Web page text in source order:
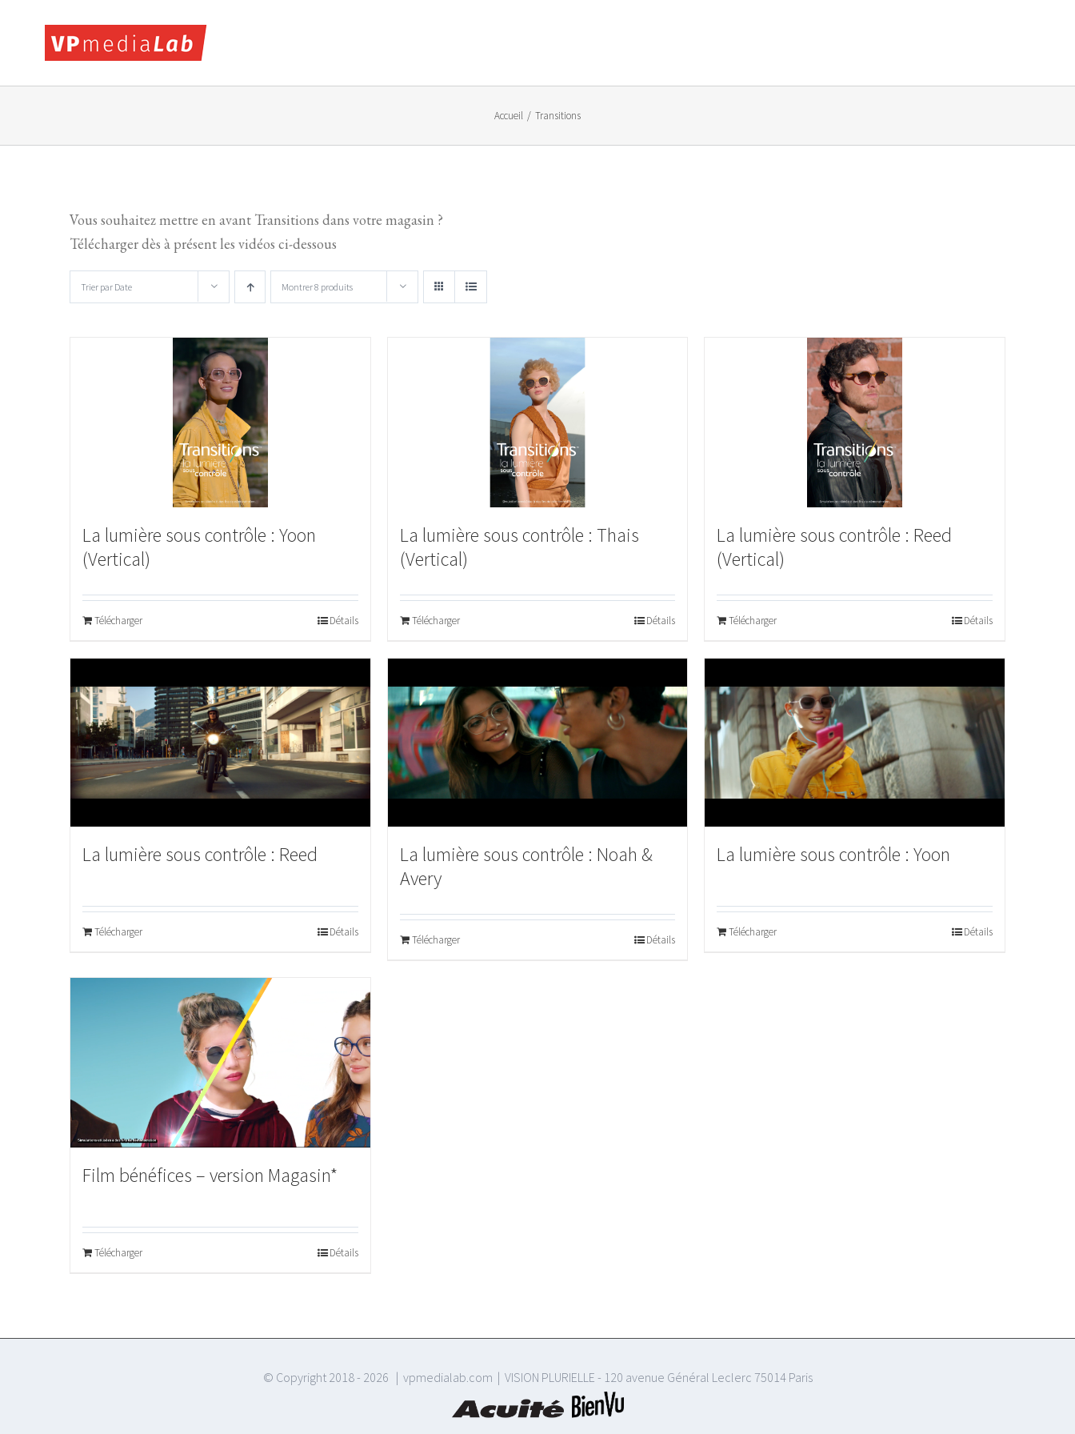
contenu
Accueil / Transitions
Vous souhaitez mettre en avant Transitions dans votre magasin ?
Télécharger dès à présent les vidéos ci-dessous
Trier par Date Montrer8 produits
La lumière sous contrôle : Yoon
(Vertical)
Télécharger Détails
La lumière sous contrôle : Thais
(Vertical)
Télécharger Détails
La lumière sous contrôle : Reed
(Vertical)
Télécharger Détails
La lumière sous contrôle : Reed
Télécharger Détails
La lumière sous contrôle : Noah &
Avery
Télécharger Détails
La lumière sous contrôle : Yoon
Télécharger Détails
Film bénéfices – version Magasin*
Télécharger Détails
© Copyright 2018 - 2026 | vpmedialab.com | VISION PLURIELLE - 120 avenue Général Leclerc 75014 Paris